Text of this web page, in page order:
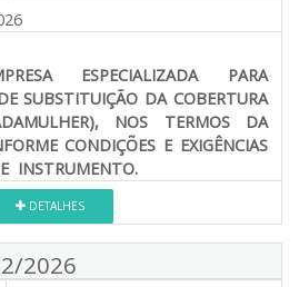
ESPECIALIZADA PARA
SUBSTITUIÇÃO DA COBERTURA
NOS TERMOS DA
CONDIÇÕES E EXIGÊNCIAS
INSTRUMENTO.
DETALHES
2026